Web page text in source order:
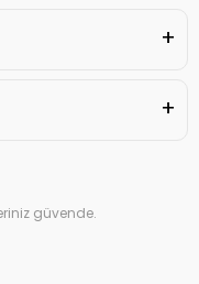
güvende.